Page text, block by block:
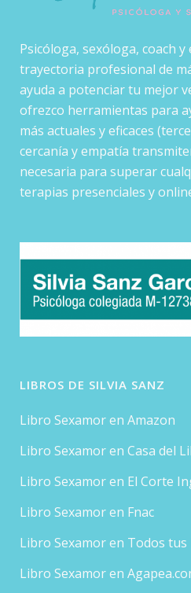
Psicóloga, sexóloga, coach
trayectoria profesional de
ayuda a potenciar tu mejor
ofrezco herramientas para
más actuales y eficaces
cercanía y empatía
necesaria para superar
terapias presenciales y
LIBROS DE SILVIA SANZ
Libro Sexamor en Amazon
Libro Sexamor en Casa del
Libro Sexamor en El Corte
Libro Sexamor en Fnac
Libro Sexamor en Todos tus
Libro Sexamor en